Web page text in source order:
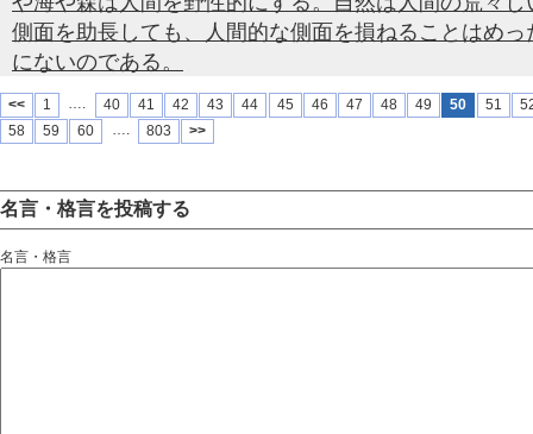
側面を助長しても、人間的な側面を損ねることはめっ
にないのである。
<< 1 …. 40 41 42 43 44 45 46 47 48 49 50 51
58
59 60 …. 803 >>
名言・格言を投稿する
名言・格言